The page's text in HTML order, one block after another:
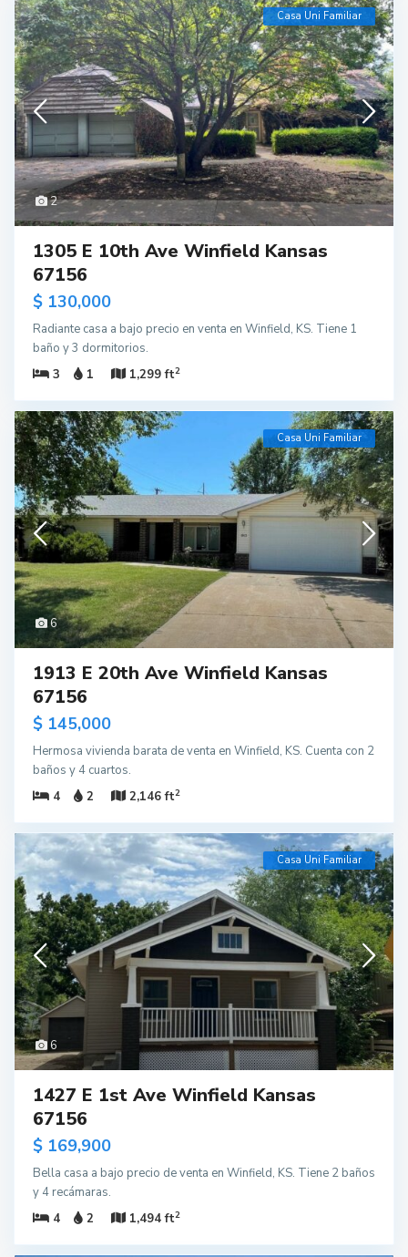
2
Casa Uni Familiar
1305 E 10th Ave Winfield Kansas
67156
$ 130,000
Radiante casa a bajo precio en venta en Winfield, KS. Tiene 1
baño y 3 dormitorios.
3
1 1,299 ft2
6
Casa Uni Familiar
1913 E 20th Ave Winfield Kansas
67156
$ 145,000
Hermosa vivienda barata de venta en Winfield, KS. Cuenta con 2
baños y 4 cuartos.
4
2 2,146 ft2
6
Casa Uni Familiar
1427 E 1st Ave Winfield Kansas
67156
$ 169,900
Bella casa a bajo precio de venta en Winfield, KS. Tiene 2 baños
y 4 recámaras.
4
2 1,494 ft2